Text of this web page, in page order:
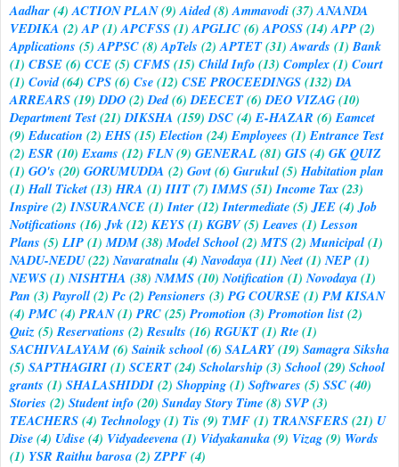
Aadhar(4) ACTION PLAN(9) Aided(8) Ammavodi(37) ANANDA
VEDIKA (2) AP(1) APCFSS(1) APGLIC(6) APOSS(14) APP(2)
Applications (5) APPSC(8) ApTels (2) APTET(31) Awards (1) Bank
(1) CBSE(6) CCE(5) CFMS(15) Child Info(13) Complex(1) Court
(1) Covid(64) CPS(6) Cse(12) CSE PROCEEDINGS(132) DA
ARREARS(19) DDO(2) Ded(6) DEECET(6) DEO VIZAG(10)
Department Test(21) DIKSHA (159) DSC(4) E-HAZAR (6) Eamcet
(9) Education (2) EHS(15) Election (24) Employees (1) Entrance Test
(2) ESR (10) Exams (12) FLN(9) GENERAL(81) GIS(4) GK QUIZ
(1) GO's (20) GORUMUDDA (2) Govt(6) Gurukul(5) Habitation plan
(1) Hall Ticket(13) HRA (1) IIIT(7) IMMS(51) Income Tax(23)
Inspire(2) INSURANCE(1) Inter(12) Intermediate(5) JEE(4) Job
Notifications (16) Jvk(12) KEYS(1) KGBV(5) Leaves (1) Lesson
Plans (5) LIP(1) MDM(38) Model School(2) MTS(2) Municipal(1)
NADU-NEDU(22) Navaratnalu (4) Navodaya(11) Neet(1) NEP(1)
NEWS(1) NISHTHA (38) NMMS(10) Notification (1) Novodaya(1)
Pan (3) Payroll(2) Pc(2) Pensioners (3) PG COURSE(1) PM KISAN
(4) PMC(4) PRAN(1) PRC(25) Promotion (3) Promotion list(2)
Quiz(5) Reservations (2) Results (16) RGUKT(1) Rte(1)
SACHIVALAYAM(6) Sainik school(6) SALARY(19) Samagra Siksha
(5) SAPTHAGIRI(1) SCERT(24) Scholarship(3) School(29) School
grants (1) SHALASHIDDI(2) Shopping(1) Softwares (5) SSC(40)
Stories (2) Student info(20) Sunday Story Time(8) SVP(3)
TEACHERS(4) Technology(1) Tis (9) TMF(1) TRANSFERS(21) U
Dise(4) Udise(4) Vidyadeevena(1) Vidyakanuka(9) Vizag(9) Words
(1) YSR Raithu barosa(2) ZPPF(4)